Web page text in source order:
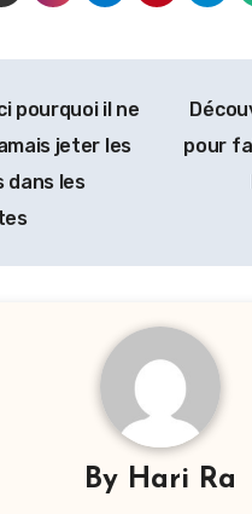
pourquoi il ne
jeter les
dans les
pour
By Hari Ra